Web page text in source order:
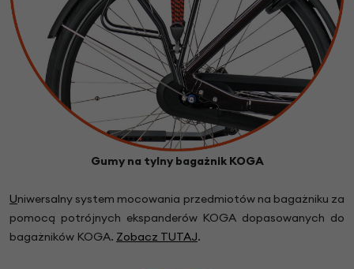
Gumy na tylny bagażnik KOGA
Uniwersalny system mocowania przedmiotów na bagażniku za
pomocą potrójnych ekspanderów KOGA dopasowanych do
bagażników KOGA. Zobacz TUTAJ.